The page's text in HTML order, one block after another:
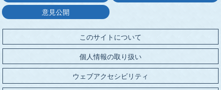
意見公開
このサイトについて
個人情報の取り扱い
ウェブアクセシビリティ